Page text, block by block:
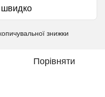
знижки
Порівняти